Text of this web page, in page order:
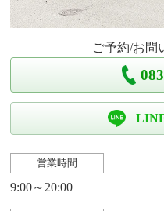
ご予約/お問
営業時間
9:00～20:00